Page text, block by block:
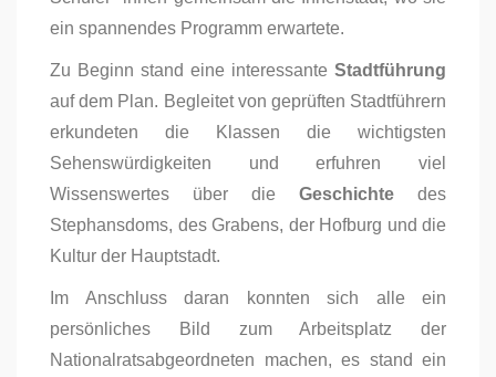
ein spannendes Programm erwartete.
Zu Beginn stand eine interessante Stadtführung
auf dem Plan. Begleitet von geprüften Stadtführern
erkundeten die Klassen die wichtigsten
Sehenswürdigkeiten und erfuhren viel
Wissenswertes über die Geschichte des
Stephansdoms, des Grabens, der Hofburg und die
Kultur der Hauptstadt.
Im Anschluss daran konnten sich alle ein
persönliches Bild zum Arbeitsplatz der
Nationalratsabgeordneten machen, es stand ein